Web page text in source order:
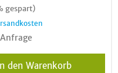
gespart)
den Warenkorb